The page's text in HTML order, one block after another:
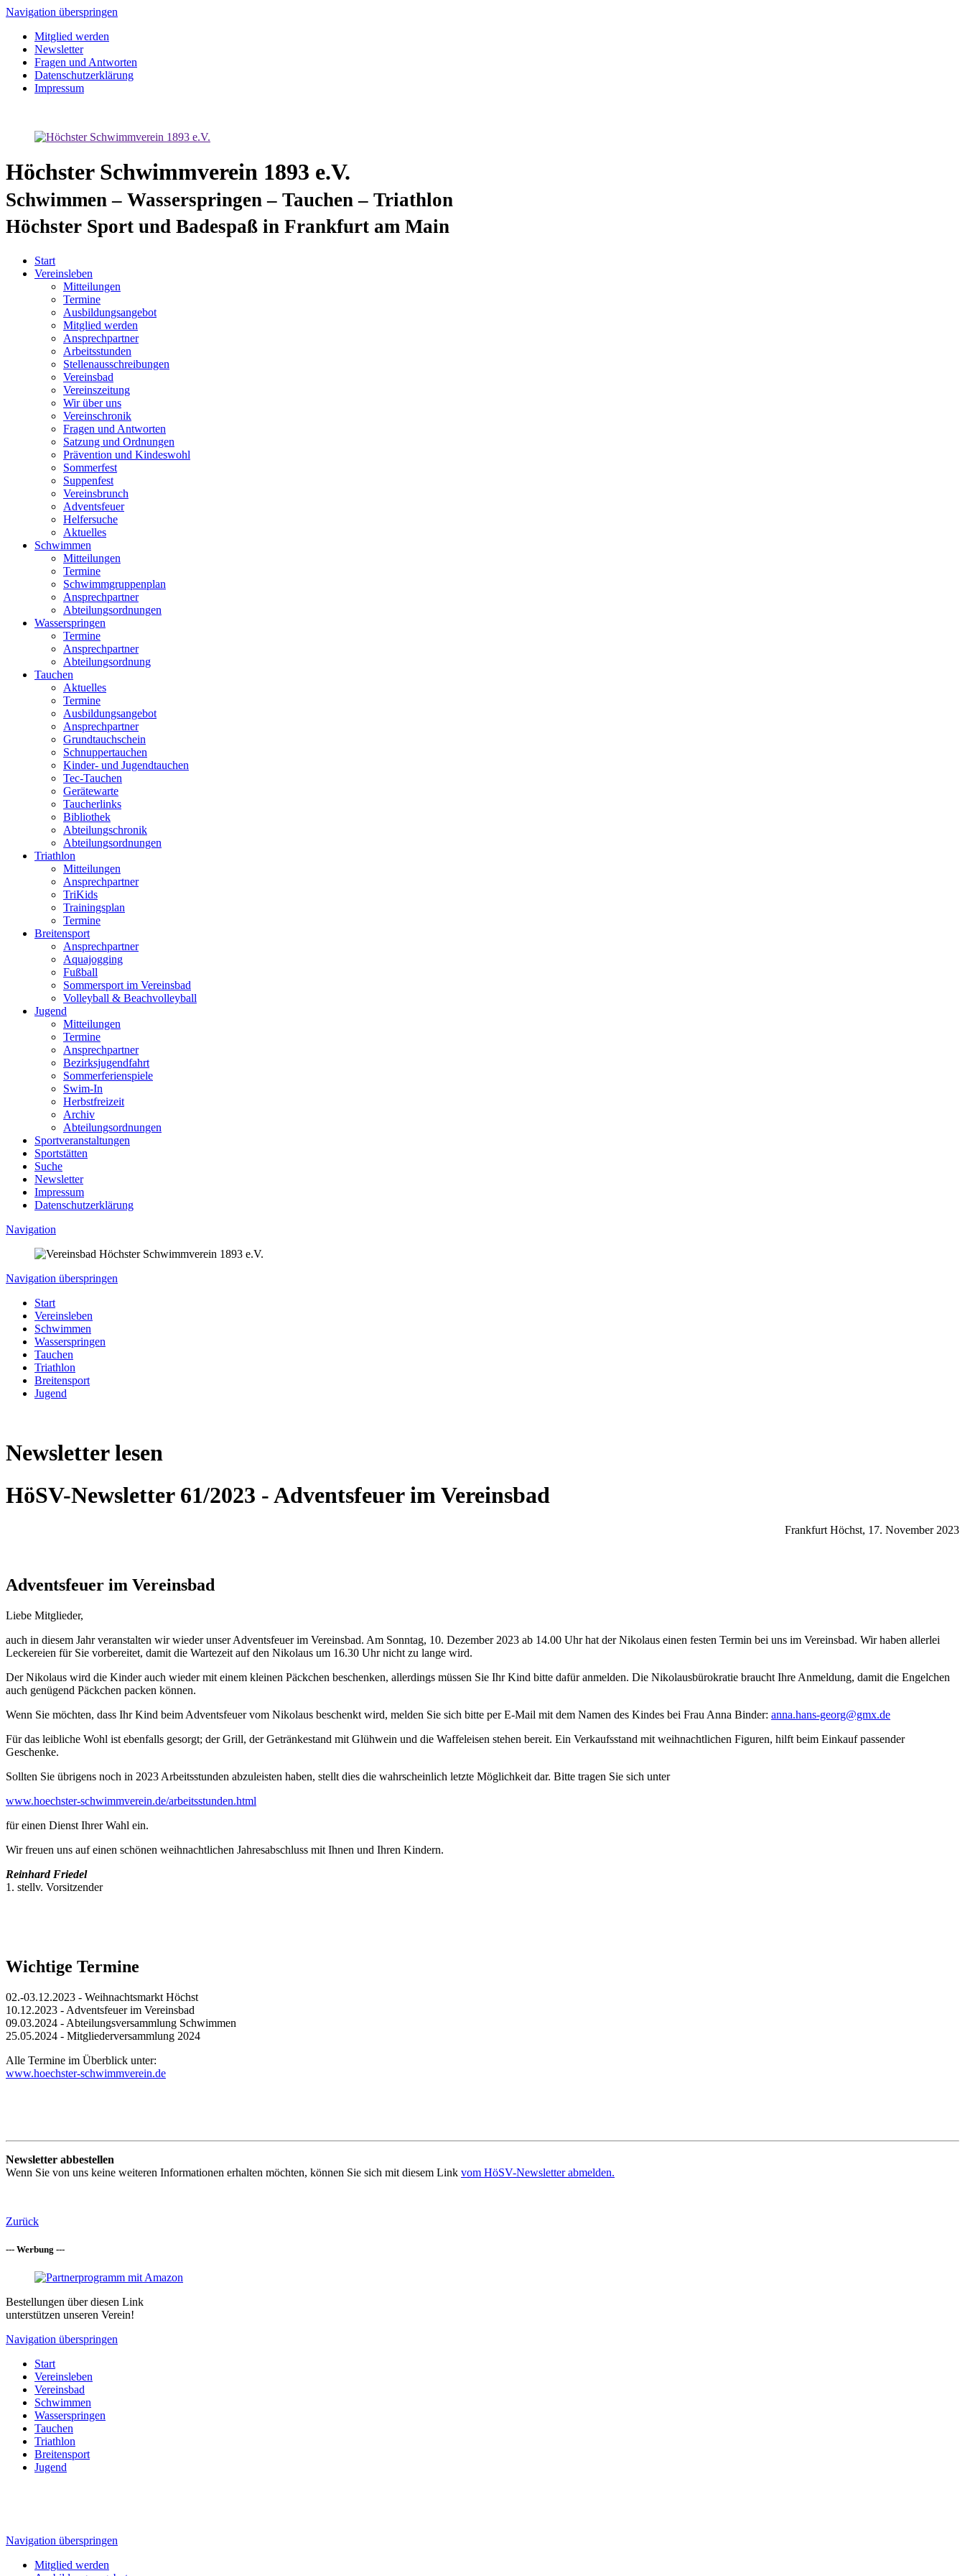
Navigation überspringen
Mitglied werden
Newsletter
Fragen und Antworten
Datenschutzerklärung
Impressum
Höchster Schwimmverein 1893 e.V.
Schwimmen – Wasserspringen – Tauchen – Triathlon
Höchster Sport und Badespaß in Frankfurt am Main
Start
Vereinsleben
Mitteilungen
Termine
Ausbildungsangebot
Mitglied werden
Ansprechpartner
Arbeitsstunden
Stellenausschreibungen
Vereinsbad
Vereinszeitung
Wir über uns
Vereinschronik
Fragen und Antworten
Satzung und Ordnungen
Prävention und Kindeswohl
Sommerfest
Suppenfest
Vereinsbrunch
Adventsfeuer
Helfersuche
Aktuelles
Schwimmen
Mitteilungen
Termine
Schwimmgruppenplan
Ansprechpartner
Abteilungsordnungen
Wasserspringen
Termine
Ansprechpartner
Abteilungsordnung
Tauchen
Aktuelles
Termine
Ausbildungsangebot
Ansprechpartner
Grundtauchschein
Schnuppertauchen
Kinder- und Jugendtauchen
Tec-Tauchen
Gerätewarte
Taucherlinks
Bibliothek
Abteilungschronik
Abteilungsordnungen
Triathlon
Mitteilungen
Ansprechpartner
TriKids
Trainingsplan
Termine
Breitensport
Ansprechpartner
Aquajogging
Fußball
Sommersport im Vereinsbad
Volleyball & Beachvolleyball
Jugend
Mitteilungen
Termine
Ansprechpartner
Bezirksjugendfahrt
Sommerferienspiele
Swim-In
Herbstfreizeit
Archiv
Abteilungsordnungen
Sportveranstaltungen
Sportstätten
Suche
Newsletter
Impressum
Datenschutzerklärung
Navigation
Navigation überspringen
Start
Vereinsleben
Schwimmen
Wasserspringen
Tauchen
Triathlon
Breitensport
Jugend
Newsletter lesen
HöSV-Newsletter 61/2023 - Adventsfeuer im Vereinsbad
Frankfurt Höchst, 17. November 2023
Adventsfeuer im Vereinsbad
Liebe Mitglieder,
auch in diesem Jahr veranstalten wir wieder unser Adventsfeuer im Vereinsbad. Am Sonntag, 10. Dezember 2023 ab 14.00 Uhr hat der Nikolaus einen festen Termin bei uns im Vereinsbad. Wir haben allerlei
Leckereien für Sie vorbereitet, damit die Wartezeit auf den Nikolaus um 16.30 Uhr nicht zu lange wird.
Der Nikolaus wird die Kinder auch wieder mit einem kleinen Päckchen beschenken, allerdings müssen Sie Ihr Kind bitte dafür anmelden. Die Nikolausbürokratie braucht Ihre Anmeldung, damit die Engelchen
auch genügend Päckchen packen können.
Wenn Sie möchten, dass Ihr Kind beim Adventsfeuer vom Nikolaus beschenkt wird, melden Sie sich bitte per E-Mail mit dem Namen des Kindes bei Frau Anna Binder: anna.hans-georg@gmx.de
Für das leibliche Wohl ist ebenfalls gesorgt; der Grill, der Getränkestand mit Glühwein und die Waffeleisen stehen bereit. Ein Verkaufsstand mit weihnachtlichen Figuren, hilft beim Einkauf passender
Geschenke.
Sollten Sie übrigens noch in 2023 Arbeitsstunden abzuleisten haben, stellt dies die wahrscheinlich letzte Möglichkeit dar. Bitte tragen Sie sich unter
www.hoechster-schwimmverein.de/arbeitsstunden.html
für einen Dienst Ihrer Wahl ein.
Wir freuen uns auf einen schönen weihnachtlichen Jahresabschluss mit Ihnen und Ihren Kindern.
Reinhard Friedel
1. stellv. Vorsitzender
Wichtige Termine
02.-03.12.2023 - Weihnachtsmarkt Höchst
10.12.2023 - Adventsfeuer im Vereinsbad
09.03.2024 - Abteilungsversammlung Schwimmen
25.05.2024 - Mitgliederversammlung 2024
Alle Termine im Überblick unter:
www.hoechster-schwimmverein.de
Newsletter abbestellen
Wenn Sie von uns keine weiteren Informationen erhalten möchten, können Sie sich mit diesem Link vom HöSV-Newsletter abmelden.
Zurück
--- Werbung ---
Bestellungen über diesen Link
unterstützen unseren Verein!
Navigation überspringen
Start
Vereinsleben
Vereinsbad
Schwimmen
Wasserspringen
Tauchen
Triathlon
Breitensport
Jugend
Navigation überspringen
Mitglied werden